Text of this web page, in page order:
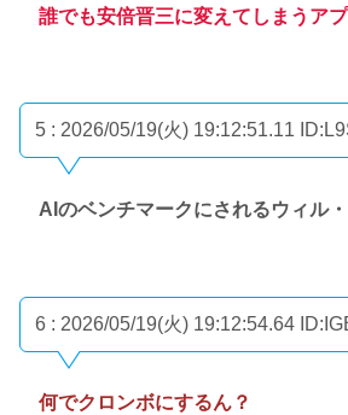
誰でも安倍晋三に変えてしまうア
5 : 2026/05/19(火) 19:12:51.11
AIのベンチマークにされるウィル
6 : 2026/05/19(火) 19:12:54.64
何でクロンボにするん？